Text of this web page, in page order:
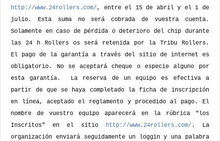
http://www.24rollers.com/, entre el 15 de abril y el 1 de
julio. Esta suma no será cobrada de vuestra cuenta.
Solamente en caso de pérdida o deterioro del chip durante
las 24 h Rollers os será retenida por la Tribu Rollers.
El pago de la garantía a través del sitio de internet es
obligatorio. No se aceptará cheque o especie alguno por
esta garantía.
La reserva de un equipo es efectiva a
partir de que se haya completado la ficha de inscripción
en línea, aceptado el reglamento y procedido al pago. El
nombre de vuestro equipo aparecerá en la rúbrica "los
Inscritos" en el sitio
http://www.24rollers.com/.
La
organización enviará seguidamente un loggin y una palabra